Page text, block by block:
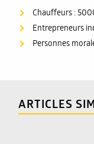
Chauffeurs :
Entrepreneurs
Personnes
ARTICLES